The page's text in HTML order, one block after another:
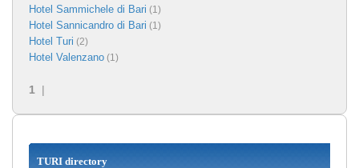
Hotel Sammichele di Bari (1)
Hotel Sannicandro di Bari (1)
Hotel Turi (2)
Hotel Valenzano (1)
1 |
TURI directory